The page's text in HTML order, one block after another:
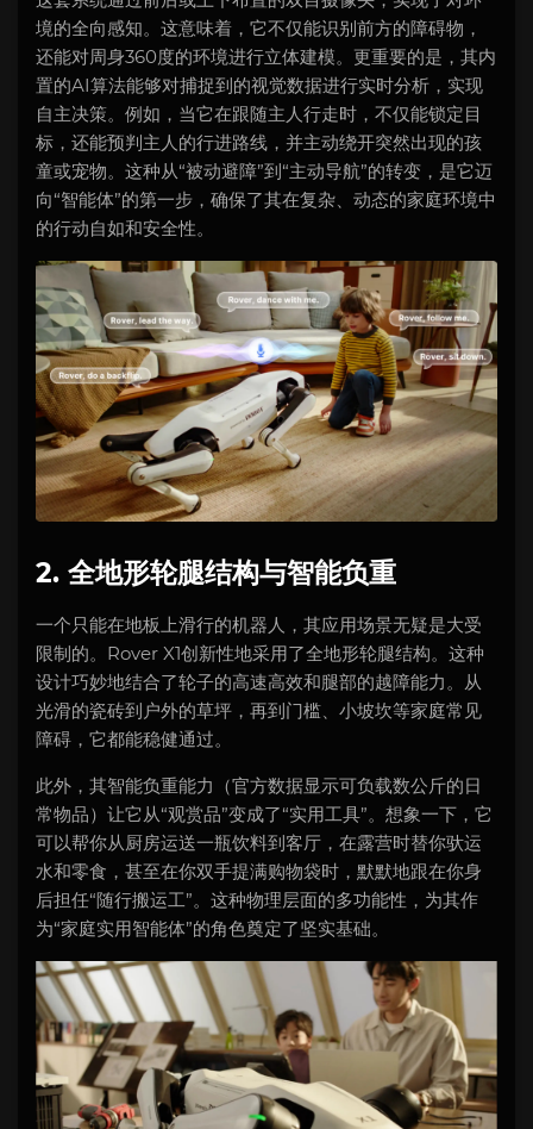
境的全向感知。这意味着，它不仅能识别前方的障碍物，
还能对周身360度的环境进行立体建模。更重要的是，其内
置的AI算法能够对捕捉到的视觉数据进行实时分析，实现
自主决策。例如，当它在跟随主人行走时，不仅能锁定目
标，还能预判主人的行进路线，并主动绕开突然出现的孩
童或宠物。这种从“被动避障”到“主动导航”的转变，是它迈
向“智能体”的第一步，确保了其在复杂、动态的家庭环境中
的行动自如和安全性。
2. 全地形轮腿结构与智能负重
一个只能在地板上滑行的机器人，其应用场景无疑是大受
限制的。Rover X1创新性地采用了全地形轮腿结构。这种
设计巧妙地结合了轮子的高速高效和腿部的越障能力。从
光滑的瓷砖到户外的草坪，再到门槛、小坡坎等家庭常见
障碍，它都能稳健通过。
此外，其智能负重能力（官方数据显示可负载数公斤的日
常物品）让它从“观赏品”变成了“实用工具”。想象一下，它
可以帮你从厨房运送一瓶饮料到客厅，在露营时替你驮运
水和零食，甚至在你双手提满购物袋时，默默地跟在你身
后担任“随行搬运工”。这种物理层面的多功能性，为其作
为“家庭实用智能体”的角色奠定了坚实基础。